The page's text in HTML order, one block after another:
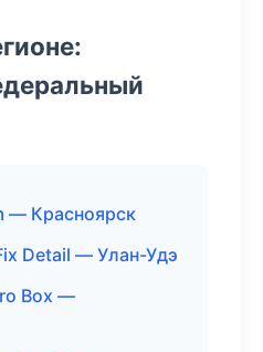
— Красноярск
Detail — Улан-Удэ
Box —